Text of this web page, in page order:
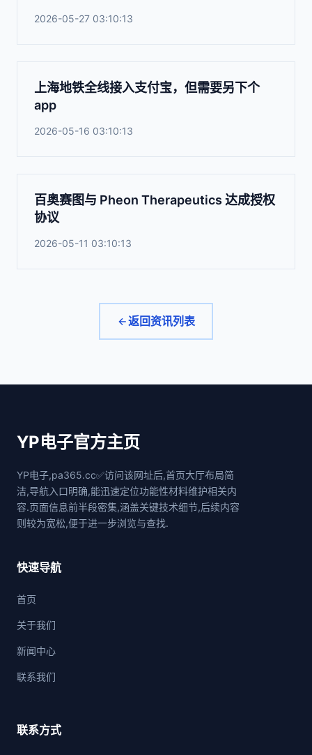
2026-05-27 03:10:13
上海地铁全线接入支付宝，但需要另下个
app
2026-05-16 03:10:13
百奥赛图与 Pheon Therapeutics 达成授权
协议
2026-05-11 03:10:13
返回资讯列表
YP电子官方主页
YP电子,pa365.cc✅访问该网址后,首页大厅布局简
洁,导航入口明确,能迅速定位功能性材料维护相关内
容.页面信息前半段密集,涵盖关键技术细节,后续内容
则较为宽松,便于进一步浏览与查找.
快速导航
首页
关于我们
新闻中心
联系我们
联系方式